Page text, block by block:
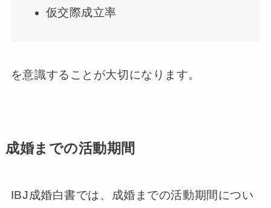
仮交際成立率
を意識することが大切になります。
成婚までの活動期間
IBJ成婚白書では、成婚までの活動期間につい